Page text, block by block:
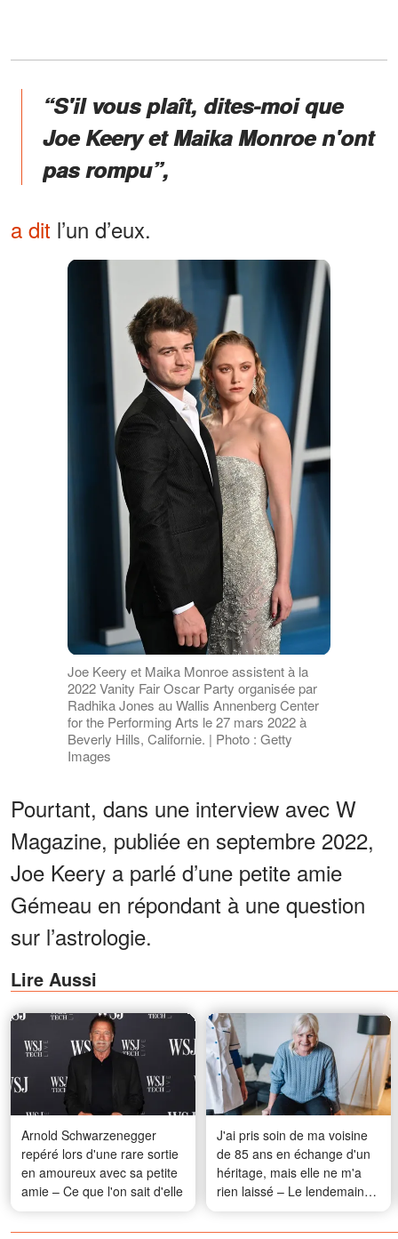
“S'il vous plaît, dites-moi que
Joe Keery et Maika Monroe n'ont
pas rompu”,
a dit l’un d’eux.
Joe Keery et Maika Monroe assistent à la
2022 Vanity Fair Oscar Party organisée par
Radhika Jones au Wallis Annenberg Center
for the Performing Arts le 27 mars 2022 à
Beverly Hills, Californie. | Photo : Getty
Images
Pourtant, dans une interview avec W
Magazine, publiée en septembre 2022,
Joe Keery a parlé d’une petite amie
Gémeau en répondant à une question
sur l’astrologie.
Lire Aussi
Arnold Schwarzenegger
repéré lors d'une rare sortie
en amoureux avec sa petite
amie – Ce que l'on sait d'elle
J'ai pris soin de ma voisine
de 85 ans en échange d'un
héritage, mais elle ne m'a
rien laissé – Le lendemain
matin, son avocat a frappé à
ma porte et m'a dit : « En